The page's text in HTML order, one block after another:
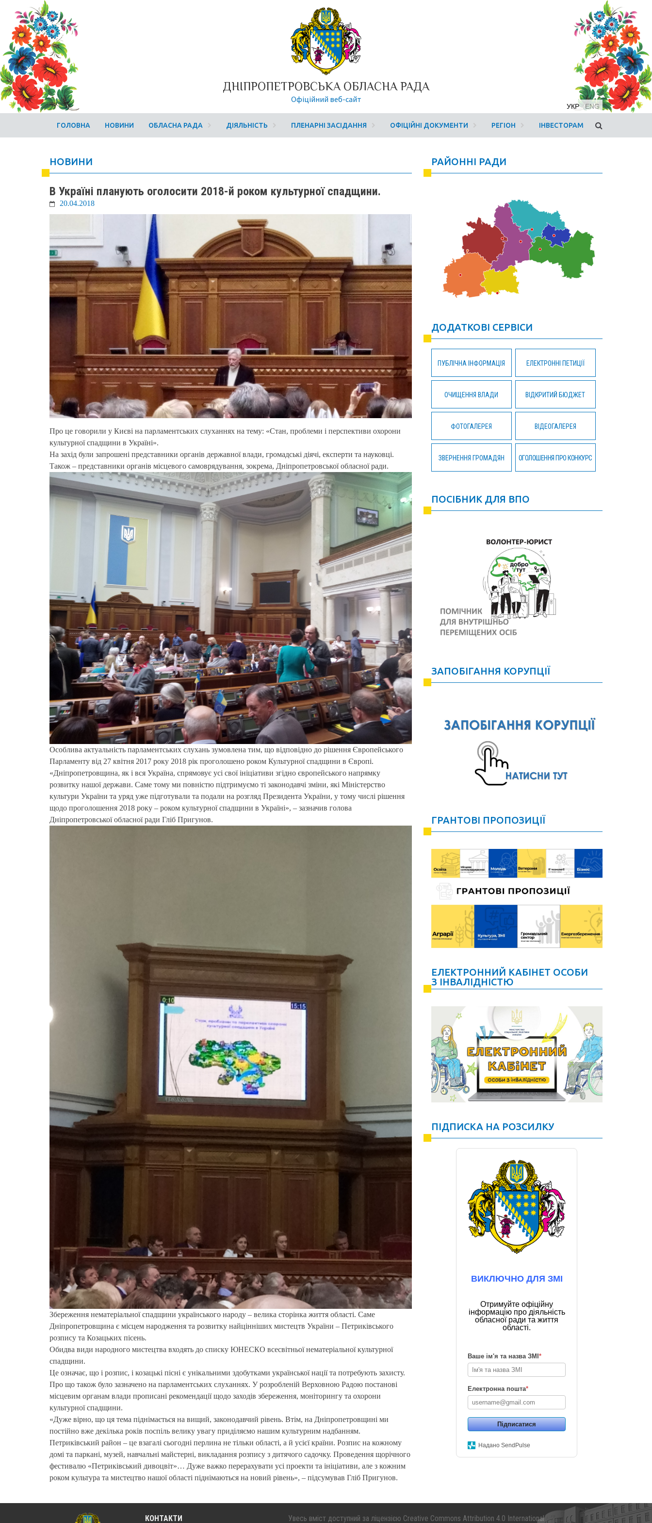
ДНІПРОПЕТРОВСЬКА ОБЛАСНА РАДА
Офіційний веб-сайт
УКР ENG
ГОЛОВНА НОВИНИ ОБЛАСНА РАДА ДІЯЛЬНІСТЬ ПЛЕНАРНІ ЗАСІДАННЯ ОФІЦІЙНІ ДОКУМЕНТИ РЕГІОН ІНВЕСТОРАМ
НОВИНИ
В Україні планують оголосити 2018-й роком культурної спадщини.
20.04.2018
Про це говорили у Києві на парламентських слуханнях на тему: «Стан, проблеми і перспективи охорони
культурної спадщини в Україні».
На захід були запрошені представники органів державної влади, громадські діячі, експерти та науковці.
Також – представники органів місцевого самоврядування, зокрема, Дніпропетровської обласної ради.
Особлива актуальність парламентських слухань зумовлена тим, що відповідно до рішення Європейського
Парламенту від 27 квітня 2017 року 2018 рік проголошено роком Культурної спадщини в Європі.
«Дніпропетровщина, як і вся Україна, спрямовує усі свої ініціативи згідно європейського напрямку
розвитку нашої держави. Саме тому ми повністю підтримуємо ті законодавчі зміни, які Міністерство
культури України та уряд уже підготували та подали на розгляд Президента України, у тому числі рішення
щодо проголошення 2018 року – роком культурної спадщини в Україні», – зазначив голова
Дніпропетровської обласної ради Гліб Пригунов.
Збереження нематеріальної спадщини українського народу – велика сторінка життя області. Саме
Дніпропетровщина є місцем народження та розвитку найцінніших мистецтв України – Петриківського
розпису та Козацьких пісень.
Обидва види народного мистецтва входять до списку ЮНЕСКО всесвітньої нематеріальної культурної
спадщини.
Це означає, що і розпис, і козацькі пісні є унікальними здобутками української нації та потребують захисту.
Про що також було зазначено на парламентських слуханнях. У розробленій Верховною Радою постанові
місцевим органам влади прописані рекомендації щодо заходів збереження, моніторингу та охорони
культурної спадщини.
«Дуже вірно, що ця тема піднімається на вищий, законодавчий рівень. Втім, на Дніпропетровщині ми
постійно вже декілька років поспіль велику увагу приділяємо нашим культурним надбанням.
Петриківський район – це взагалі сьогодні перлина не тільки області, а й усієї країни. Розпис на кожному
домі та паркані, музей, навчальні майстерні, викладання розпису з дитячого садочку. Проведення щорічного
фестивалю «Петриківський дивоцвіт»… Дуже важко перерахувати усі проекти та ініціативи, але з кожним
роком культура та мистецтво нашої області піднімаються на новий рівень», – підсумував Гліб Пригунов.
РАЙОННІ РАДИ
ДОДАТКОВІ СЕРВІСИ
ПУБЛІЧНА ІНФОРМАЦІЯ ЕЛЕКТРОННІ ПЕТИЦІЇ
ОЧИЩЕННЯ ВЛАДИ ВІДКРИТИЙ БЮДЖЕТ
ФОТОГАЛЕРЕЯ ВІДЕОГАЛЕРЕЯ
ЗВЕРНЕННЯ ГРОМАДЯН ОГОЛОШЕННЯ ПРО КОНКУРС
ПОСІБНИК ДЛЯ ВПО
ЗАПОБІГАННЯ КОРУПЦІЇ
ГРАНТОВІ ПРОПОЗИЦІЇ
ЕЛЕКТРОННИЙ КАБІНЕТ ОСОБИ
З ІНВАЛІДНІСТЮ
ПІДПИСКА НА РОЗСИЛКУ
ВИКЛЮЧНО ДЛЯ ЗМІ
Отримуйте офіційну
інформацію про діяльність
обласної ради та життя
області.
Ваше ім'я та назва ЗМІ*
Електронна пошта*
Підписатися
Надано SendPulse
КОНТАКТИ Увесь вміст доступний за ліцензією Creative Commons Attribution 4.0 International